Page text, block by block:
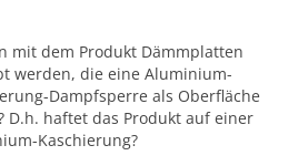
mit dem Produkt Dämmplatten
werden, die eine Aluminium-
Dampfsperre als Oberfläche
D.h. haftet das Produkt auf einer
Kaschierung?